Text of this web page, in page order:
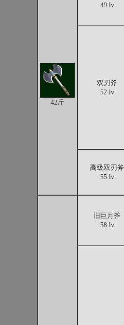
42斤
49 lv
双刃斧
52 lv
高級双刃斧
55 lv
旧巨月斧
58 lv